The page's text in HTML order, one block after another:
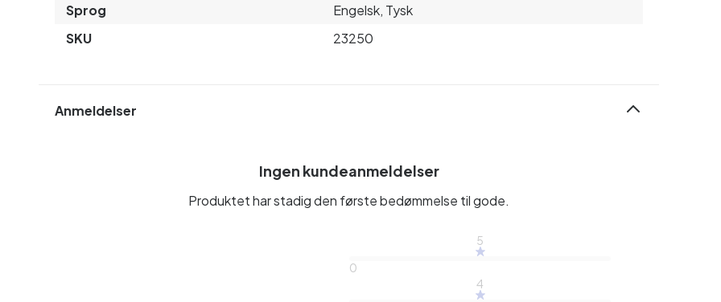
Sprog
Engelsk, Tysk
SKU
23250
Anmeldelser
Ingen kundeanmeldelser
Produktet har stadig den første bedømmelse til gode.
5
0
4